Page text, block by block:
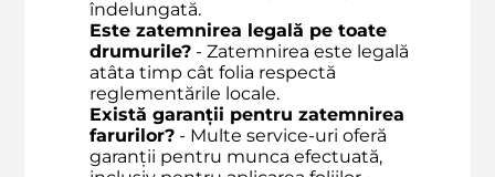
îndelungată.
Este zatemnirea legală pe toate
drumurile? - Zatemnirea este legală
atâta timp cât folia respectă
reglementările locale.
Există garanții pentru zatemnirea
farurilor? - Multe service-uri oferă
garanții pentru munca efectuată,